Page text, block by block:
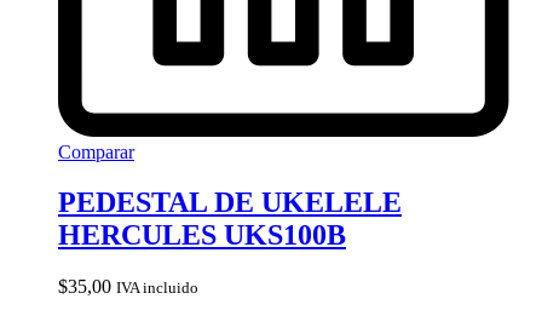
Comparar
PEDESTAL DE UKELELE
HERCULES UKS100B
$35,00 IVA incluido